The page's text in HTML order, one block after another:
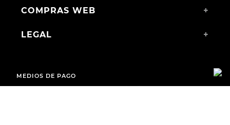
COMPRAS WEB +
LEGAL +
MEDIOS DE PAGO